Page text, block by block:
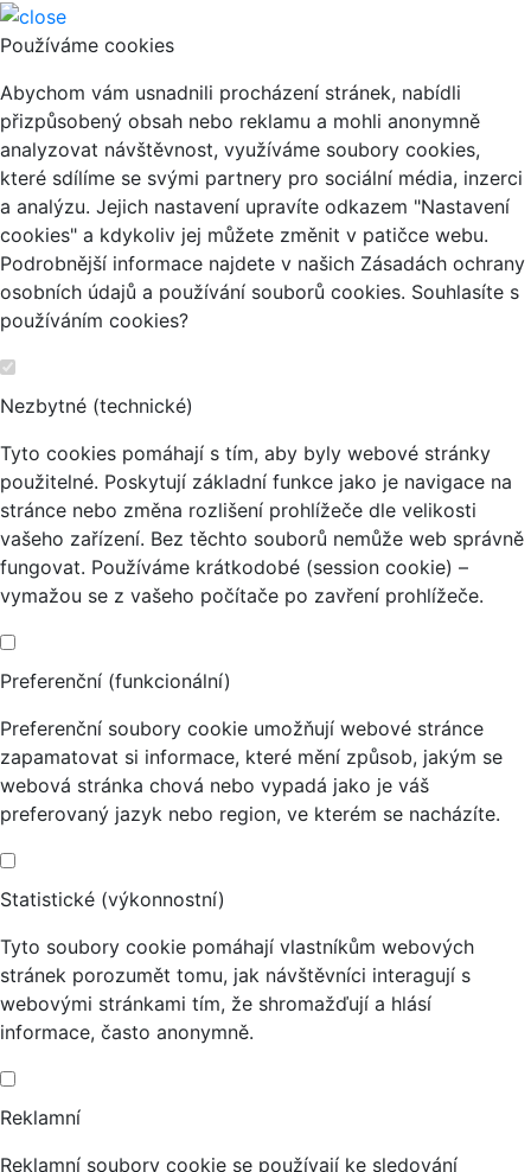
Používáme cookies
Abychom vám usnadnili procházení stránek, nabídli
přizpůsobený obsah nebo reklamu a mohli anonymně
analyzovat návštěvnost, využíváme soubory cookies,
které sdílíme se svými partnery pro sociální média, inzerci
a analýzu. Jejich nastavení upravíte odkazem "Nastavení
cookies" a kdykoliv jej můžete změnit v patičce webu.
Podrobnější informace najdete v našich Zásadách ochrany
osobních údajů a používání souborů cookies. Souhlasíte s
používáním cookies?
Nezbytné (technické)
Tyto cookies pomáhají s tím, aby byly webové stránky
použitelné. Poskytují základní funkce jako je navigace na
stránce nebo změna rozlišení prohlížeče dle velikosti
vašeho zařízení. Bez těchto souborů nemůže web správně
fungovat. Používáme krátkodobé (session cookie) –
vymažou se z vašeho počítače po zavření prohlížeče.
Preferenční (funkcionální)
Preferenční soubory cookie umožňují webové stránce
zapamatovat si informace, které mění způsob, jakým se
webová stránka chová nebo vypadá jako je váš
preferovaný jazyk nebo region, ve kterém se nacházíte.
Statistické (výkonnostní)
Tyto soubory cookie pomáhají vlastníkům webových
stránek porozumět tomu, jak návštěvníci interagují s
webovými stránkami tím, že shromažďují a hlásí
informace, často anonymně.
Reklamní
Reklamní soubory cookie se používají ke sledování